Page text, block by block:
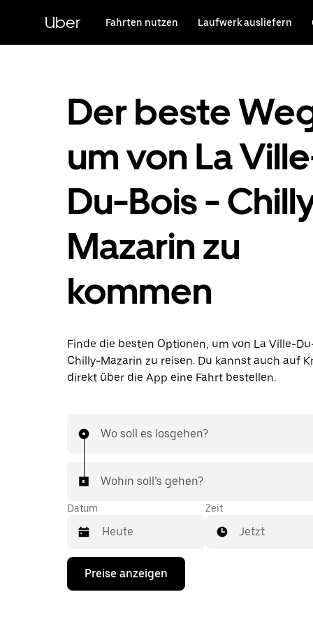
HauptinhaltUber Fahrten nutzen Laufwerk ausliefern
Der beste
um von La
Du-Bois -
Mazarin zu
kommen
Finde die besten Optionen, um von La Ville-
Chilly-Mazarin zu reisen. Du kannst auch auf
direkt über die App eine Fahrt bestellen.
Wo soll es losgehen?
Wohin soll’s gehen?
Datum
Drücke
Nach-
Zeit
Jetzt
Preise anzeigen